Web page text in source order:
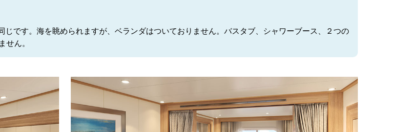
です。海を眺められますが、ベランダはついておりません。バスタブ、シャワーブース、２つの
ん。